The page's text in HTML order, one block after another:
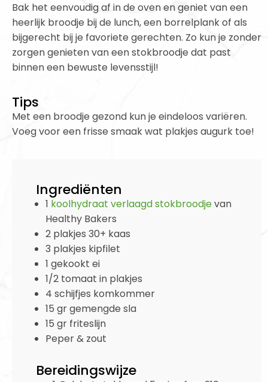
Bak het eenvoudig af in de oven en geniet van een
heerlijk broodje bij de lunch, een borrelplank of als
bijgerecht bij je favoriete gerechten. Zo kun je zonder
zorgen genieten van een stokbroodje dat past
binnen een bewuste levensstijl!
Tips
Met een broodje gezond kun je eindeloos variëren.
Voeg voor een frisse smaak wat plakjes augurk toe!
Ingrediënten
1 koolhydraat verlaagd stokbroodjevan
Healthy Bakers
2 plakjes 30+ kaas
3 plakjes kipfilet
1 gekookt ei
1/2 tomaat in plakjes
4 schijfjes komkommer
15 gr gemengde sla
15 gr friteslijn
Peper & zout
Bereidingswijze